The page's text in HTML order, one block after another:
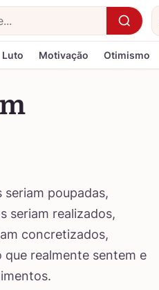
Luto Motivação Otimismo
seriam poupadas,
seriam realizados,
concretizados,
que realmente sentem e